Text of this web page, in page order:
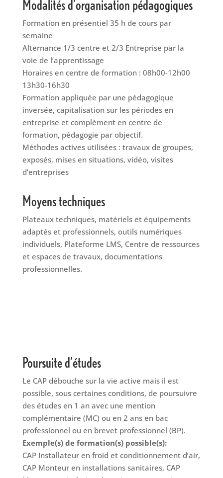
Modalités d’organisation pédagogiques
Formation en présentiel 35 h de cours par
semaine
Alternance 1/3 centre et 2/3 Entreprise par la
voie de l’apprentissage
Horaires en centre de formation : 08h00-12h00
13h30-16h30
Formation appliquée par une pédagogique
inversée, capitalisation sur les périodes en
entreprise et complément en centre de
formation, pédagogie par objectif.
Méthodes actives utilisées : travaux de groupes,
exposés, mises en situations, vidéo, visites
d’entreprises
Moyens techniques
Plateaux techniques, matériels et équipements
adaptés et professionnels, outils numériques
individuels, Plateforme LMS, Centre de ressources
et espaces de travaux, documentations
professionnelles.
Poursuite d’études
Le CAP débouche sur la vie active mais il est
possible, sous certaines conditions, de poursuivre
des études en 1 an avec une mention
complémentaire (MC) ou en 2 ans en bac
professionnel ou en brevet professionnel (BP).
Exemple(s) de formation(s) possible(s):
CAP Installateur en froid et conditionnement d’air,
CAP Monteur en installations sanitaires, CAP